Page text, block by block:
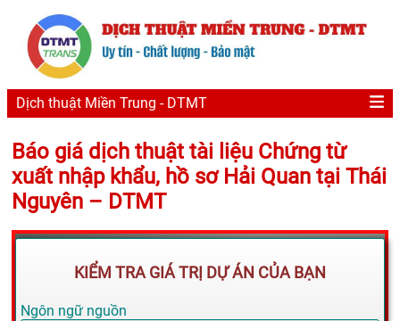
Dịch thuật Miền Trung - DTMT
Báo giá dịch thuật tài liệu Chứng từ
xuất nhập khẩu, hồ sơ Hải Quan tại Thái
Nguyên – DTMT
KIỂM TRA GIÁ TRỊ DỰ ÁN CỦA BẠN
Ngôn ngữ nguồn